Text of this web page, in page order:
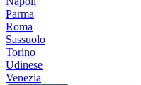
Parma
Roma
Sassuolo
Torino
Udinese
Venezia